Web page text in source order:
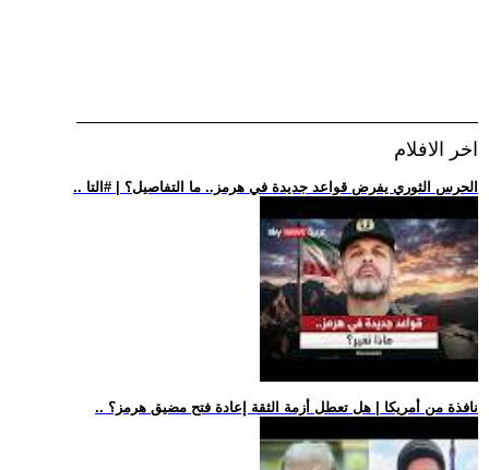
اخر الافلام
.. الحرس الثوري يفرض قواعد جديدة في هرمز.. ما التفاصيل؟ | #التا
.. نافذة من أمريكا | هل تعطل أزمة الثقة إعادة فتح مضيق هرمز؟